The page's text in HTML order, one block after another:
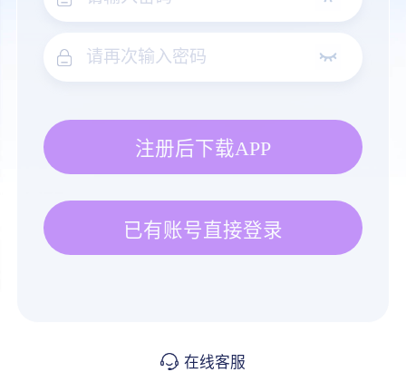
注册后下载APP
已有账号直接登录
在线客服